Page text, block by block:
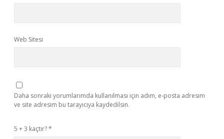
Web Sitesi
Daha sonraki yorumlarımda kullanılması için adım, e-posta adresim
ve site adresim bu tarayıcıya kaydedilsin.
5 + 3 kaçtır?*